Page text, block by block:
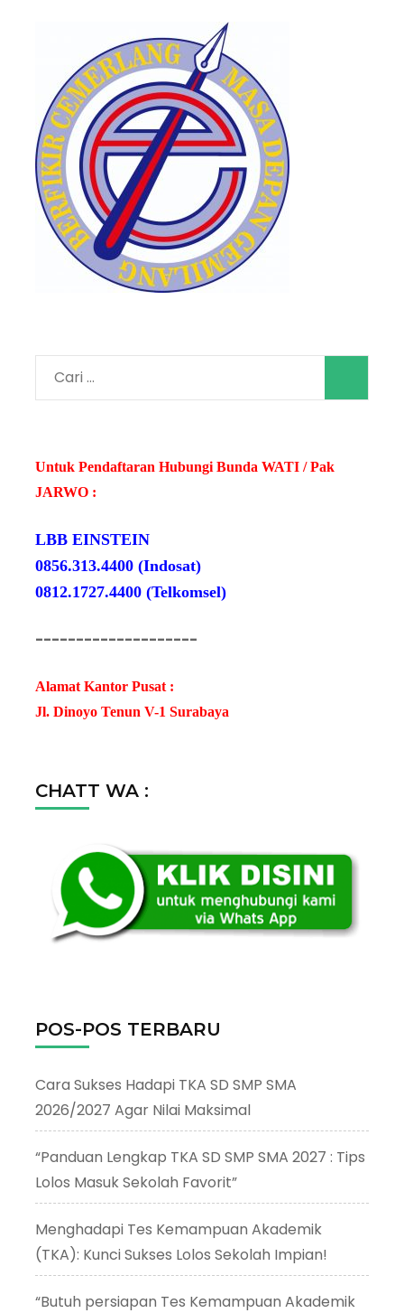
Cari
untuk:
Untuk Pendaftaran Hubungi Bunda WATI / Pak
JARWO :
LBB EINSTEIN
0856.313.4400 (Indosat)
0812.1727.4400 (Telkomsel)
--------------------
Alamat Kantor Pusat :
Jl. Dinoyo Tenun V-1 Surabaya
CHATT WA :
POS-POS TERBARU
Cara Sukses Hadapi TKA SD SMP SMA
2026/2027 Agar Nilai Maksimal
“Panduan Lengkap TKA SD SMP SMA 2027 : Tips
Lolos Masuk Sekolah Favorit”
Menghadapi Tes Kemampuan Akademik
(TKA): Kunci Sukses Lolos Sekolah Impian!
“Butuh persiapan Tes Kemampuan Akademik